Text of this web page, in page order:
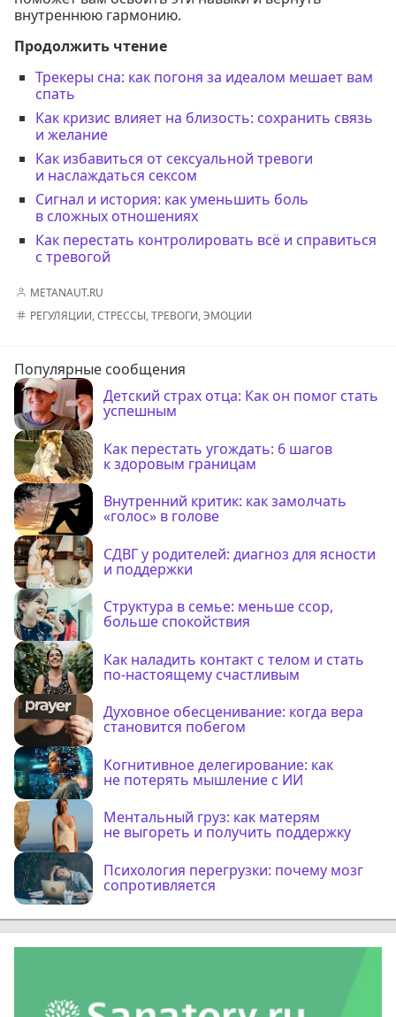
внутреннюю гармонию.
Продолжить чтение
Трекеры сна: как погоня за идеалом мешает вам
спать
Как кризис влияет на близость: сохранить связь
и желание
Как избавиться от сексуальной тревоги
и наслаждаться сексом
Сигнал и история: как уменьшить боль
в сложных отношениях
Как перестать контролировать всё и справиться
с тревогой
METANAUT.RU
РЕГУЛЯЦИИ,СТРЕССЫ,ТРЕВОГИ,ЭМОЦИИ
Популярные сообщения
Детский страх отца: Как он помог стать
успешным
Как перестать угождать: 6 шагов
к здоровым границам
Внутренний критик: как замолчать
«голос» в голове
СДВГ у родителей: диагноз для ясности
и поддержки
Структура в семье: меньше ссор,
больше спокойствия
Как наладить контакт с телом и стать
по-настоящему счастливым
Духовное обесценивание: когда вера
становится побегом
Когнитивное делегирование: как
не потерять мышление с ИИ
Ментальный груз: как матерям
не выгореть и получить поддержку
Психология перегрузки: почему мозг
сопротивляется